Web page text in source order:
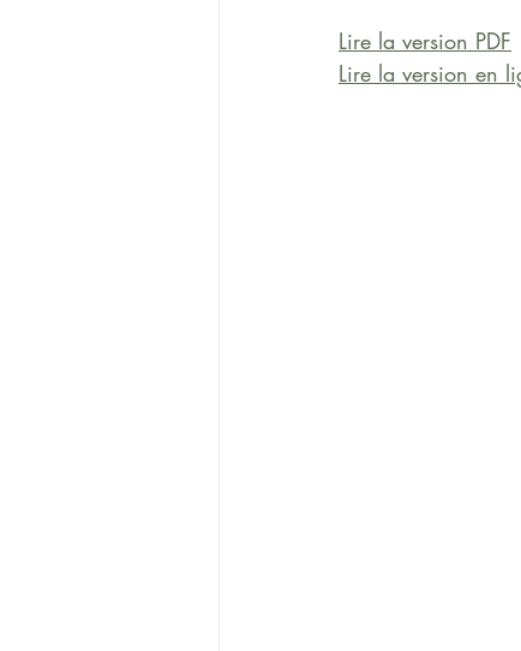
Lire la version PDF
Lire la version en